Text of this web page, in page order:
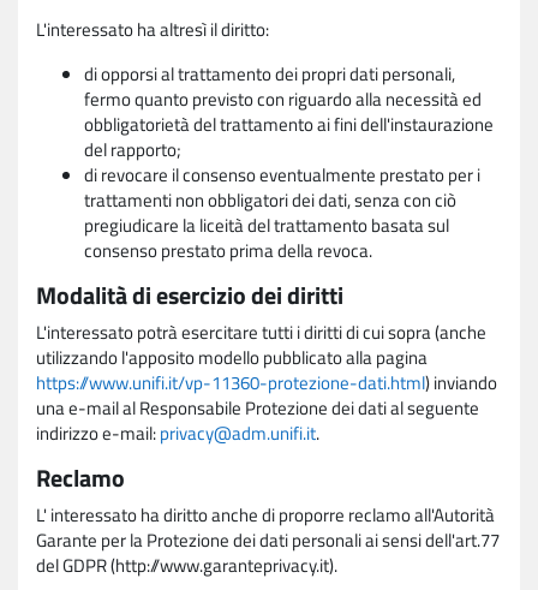
L'interessato ha altresì il diritto:
di opporsi al trattamento dei propri dati personali,
fermo quanto previsto con riguardo alla necessità ed
obbligatorietà del trattamento ai fini dell'instaurazione
del rapporto;
di revocare il consenso eventualmente prestato per i
trattamenti non obbligatori dei dati, senza con ciò
pregiudicare la liceità del trattamento basata sul
consenso prestato prima della revoca.
Modalità di esercizio dei diritti
L'interessato potrà esercitare tutti i diritti di cui sopra (anche
utilizzando l'apposito modello pubblicato alla pagina
https://www.unifi.it/vp-11360-protezione-dati.html) inviando
una e-mail al Responsabile Protezione dei dati al seguente
indirizzo e-mail:privacy@adm.unifi.it.
Reclamo
L' interessato ha diritto anche di proporre reclamo all'Autorità
Garante per la Protezione dei dati personali ai sensi dell'art.77
del GDPR (http://www.garanteprivacy.it).